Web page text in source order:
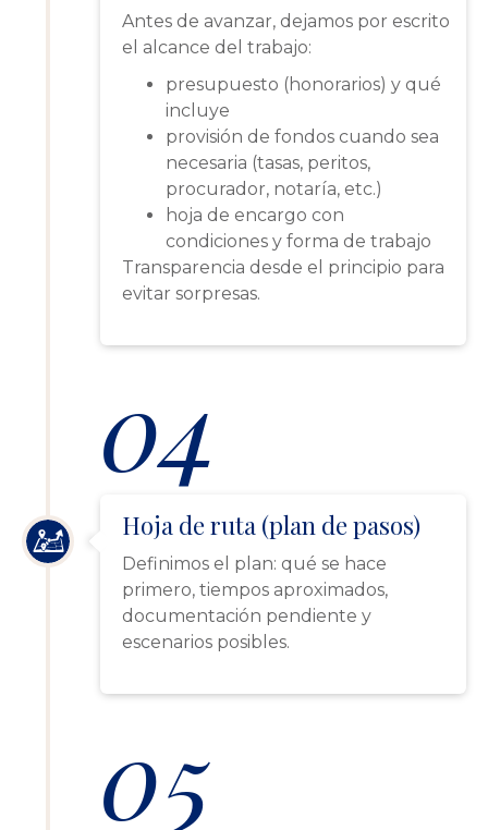
Antes de avanzar, dejamos por escrito
el alcance del trabajo:
presupuesto (honorarios) y qué
incluye
provisión de fondos cuando sea
necesaria (tasas, peritos,
procurador, notaría, etc.)
hoja de encargo con
condiciones y forma de trabajo
Transparencia desde el principio para
evitar sorpresas.
04
Hoja de ruta (plan de pasos)
Definimos el plan: qué se hace
primero, tiempos aproximados,
documentación pendiente y
escenarios posibles.
05